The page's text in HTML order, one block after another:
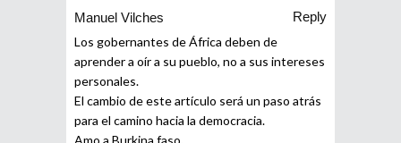
Manuel Vilches
Reply
Los gobernantes de África deben de
aprender a oír a su pueblo, no a sus intereses
personales.
El cambio de este artículo será un paso atrás
para el camino hacia la democracia.
Amo a Burkina faso.